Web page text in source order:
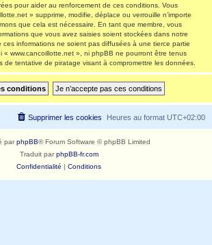
pour aider au renforcement de ces conditions. Vous
» supprime, modifie, déplace ou verrouille n’importe
que cela est nécessaire. En tant que membre, vous
que vous avez saisies soient stockées dans notre
informations ne soient pas diffusées à une tierce partie
« www.cancoillotte.net », ni phpBB ne pourront être tenus
de tentative de piratage visant à compromettre les données.
Heures au format UTC+02:00
Supprimer les cookies
parphpBB® Forum Software © phpBB Limited
Traduit parphpBB-fr.com
Confidentialité | Conditions